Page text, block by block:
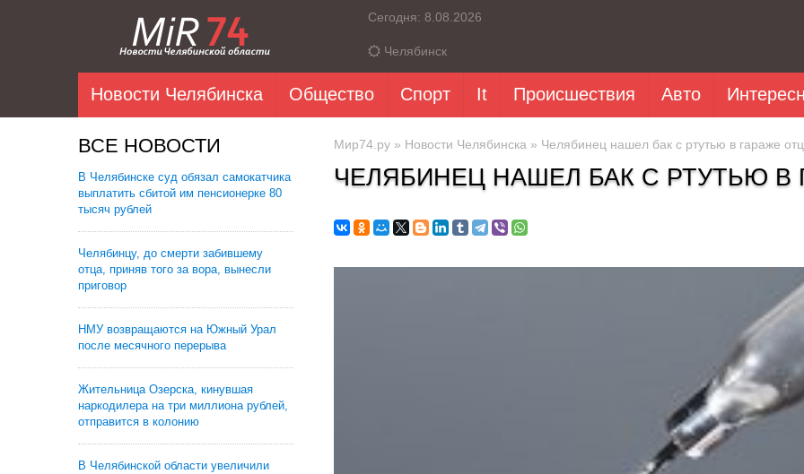
Сегодня: 8.08.2026
Челябинск
Новости Челябинска Общество Спорт It Происшествия Авто
ВСЕ НОВОСТИ
В Челябинске суд обязал самокатчика
выплатить сбитой им пенсионерке 80
тысяч рублей
Челябинцу, до смерти забившему
отца, приняв того за вора, вынесли
приговор
НМУ возвращаются на Южный Урал
после месячного перерыва
Жительница Озерска, кинувшая
наркодилера на три миллиона рублей,
отправится в колонию
В Челябинской области увеличили
Мир74.ру » Новости Челябинска » Челябинец нашел бак с ртутью в гараже
ЧЕЛЯБИНЕЦ НАШЕЛ БАК С РТУТЬЮ В